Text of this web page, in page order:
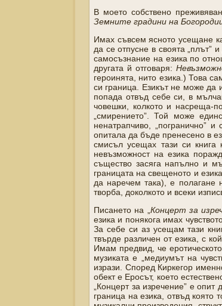
В моето собствено
Земните градини на
Имах съвсем ясното усещане
да се отпусне в своята „плът”
самосъзнание на езика по
другата й отговаря:
героинята, нито езика.) Това
си граница. Езикът не може да
попада отвъд себе си, в
човешки, колкото и насреща-
„смирението”. Той може
ненатрапчиво, „погранично”
опитала да бъде пренесено в
смисъл усещах тази си книга
невъзможност на езика
същество засяга напълно и
границата на свещеното и
да наречем така), е полагане
творба, доколкото и всеки
Писането на „Концерт за
езика и понякога имах
За себе си аз усещам тази
твърде различен от езика, с
Имам предвид, че
музиката е „медиумът на
изрази. Според Киркегор
обект е Еросът, което
„Концерт за изречение” е опит
граница на езика, отвъд която